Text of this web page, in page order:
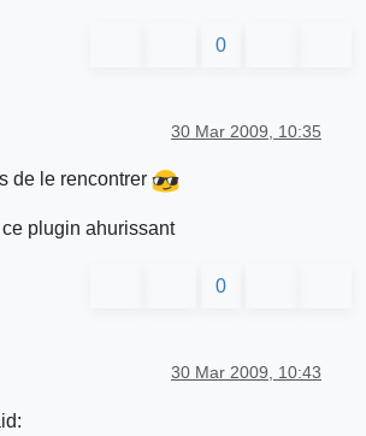
0
30 Mar 2009, 10:35
de le rencontrer
plugin ahurissant
0
30 Mar 2009, 10:43